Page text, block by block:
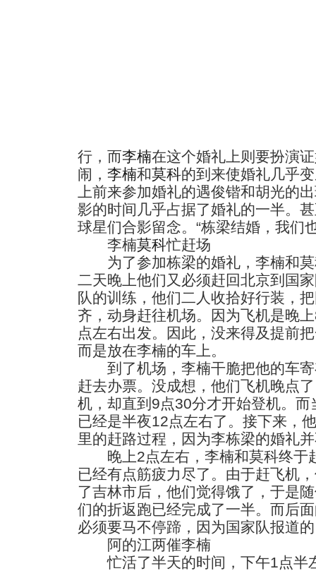
行，而李楠在这个婚礼上则要扮演
闹， 李楠和莫科的到来使婚礼几乎
上前来参加婚礼的遇俊锴和胡光的
影的时间几乎占据了婚礼的一半。
球星们合影留念。“栋梁结婚，我们
李楠莫科忙赶场
为了参加栋梁的婚礼，李楠和莫
二天晚上他们又必须赶回北京到国
队的训练，他们二人收拾好行装，
齐，动身赶往机场。因为飞机是晚
点左右出发。因此，没来得及提前
而是放在李楠的车上。
到了机场，李楠干脆把他的车寄
赶去办票。没成想，他们飞机晚点
机，却直到9点30分才开始登机。
已经是半夜12点左右了。接下来，
里的赶路过程，因为李栋梁的婚礼
晚上2点左右，李楠和莫科终于
已经有点筋疲力尽了。由于赶飞机
了吉林市后，他们觉得饿了，于是
们的折返跑已经完成了一半。而后
必须要马不停蹄，因为国家队报道
阿的江两催李楠
忙活了半天的时间，下午1点半